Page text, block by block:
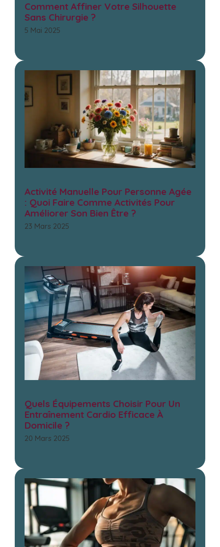
Comment Affiner Votre Silhouette
Sans Chirurgie ?
5 Mai 2025
Activité Manuelle Pour Personne Agée
: Quoi Faire Comme Activités Pour
Améliorer Son Bien Être ?
23 Mars 2025
Quels Équipements Choisir Pour Un
Entraînement Cardio Efficace À
Domicile ?
20 Mars 2025